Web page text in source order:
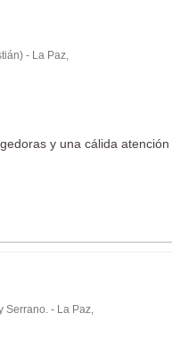
- La Paz,
y una cálida atención
Serrano. - La Paz,